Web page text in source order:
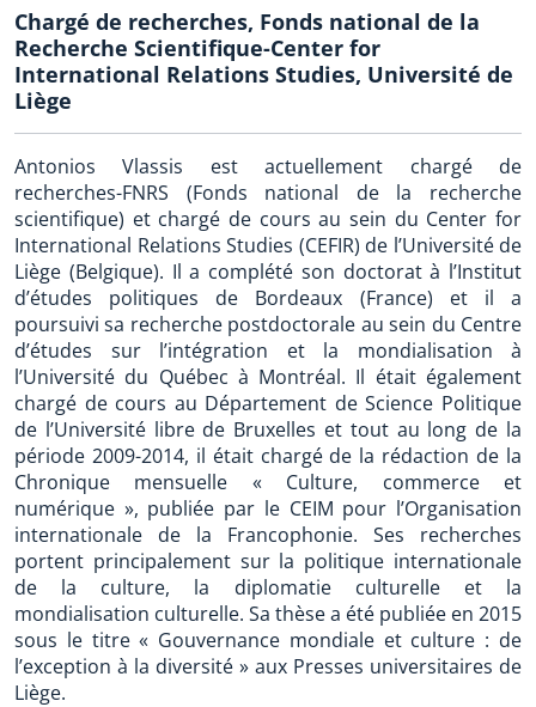
Chargé de recherches, Fonds national de la
Recherche Scientifique-Center for
International Relations Studies, Université de
Liège
Antonios Vlassis est actuellement chargé de
recherches-FNRS (Fonds national de la recherche
scientifique) et chargé de cours au sein du Center for
International Relations Studies (CEFIR) de l’Université de
Liège (Belgique). Il a complété son doctorat à l’Institut
d’études politiques de Bordeaux (France) et il a
poursuivi sa recherche postdoctorale au sein du Centre
d’études sur l’intégration et la mondialisation à
l’Université du Québec à Montréal. Il était également
chargé de cours au Département de Science Politique
de l’Université libre de Bruxelles et tout au long de la
période 2009-2014, il était chargé de la rédaction de la
Chronique mensuelle « Culture, commerce et
numérique », publiée par le CEIM pour l’Organisation
internationale de la Francophonie. Ses recherches
portent principalement sur la politique internationale
de la culture, la diplomatie culturelle et la
mondialisation culturelle. Sa thèse a été publiée en 2015
sous le titre « Gouvernance mondiale et culture : de
l’exception à la diversité » aux Presses universitaires de
Liège.